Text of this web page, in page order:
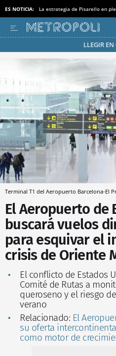
ES NOTICIA: La estrategia de Pisarello en
LLEGIR EN
Pásate al MODO
Terminal T1 del Aeropuerto Barcelona-El
El Aeropuerto de
buscará vuelos
para esquivar el
crisis de Oriente
El conflicto de Estados
Comité de Rutas a
queroseno y el riesgo
verano
Relacionado: El
su oferta
como motor de